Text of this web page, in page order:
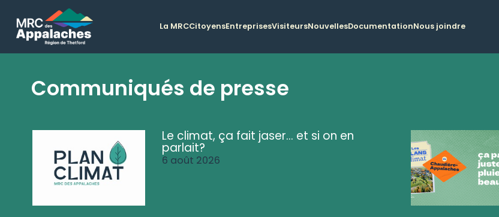
La MRCCitoyensEntreprisesVisiteursNouvellesDocumentationNous joindre
Communiqués de presse
Le climat, ça fait jaser... et si on en
parlait?
6 août 2026